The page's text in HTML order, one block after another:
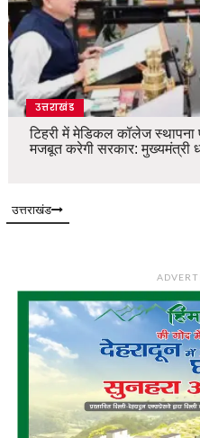
उत्तराखंड
टिहरी में मेडिकल कॉलेज
मजबूत करेगी सरकार: मुख्यमंत्री
उत्तराखंड